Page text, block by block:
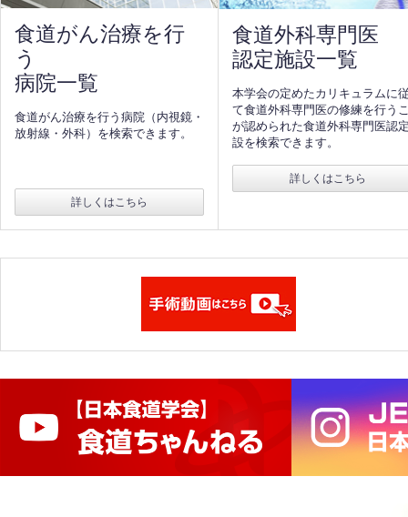
食道がん治療を行
う
病院一覧
食道がん治療を行う病院（内視鏡・
放射線・外科）を検索できます。
詳しくはこちら
食道外科専門医
認定施設一覧
本学会の定めたカリキュラムに
て食道外科専門医の修練を行う
が認められた食道外科専門医認
設を検索できます。
詳しくはこちら